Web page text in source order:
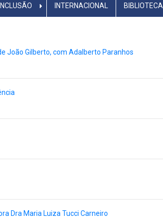
INCLUSÃO INTERNACIONAL BIBLIOTECA
João Gilberto, com Adalberto Paranhos
Dra Maria Luiza Tucci Carneiro